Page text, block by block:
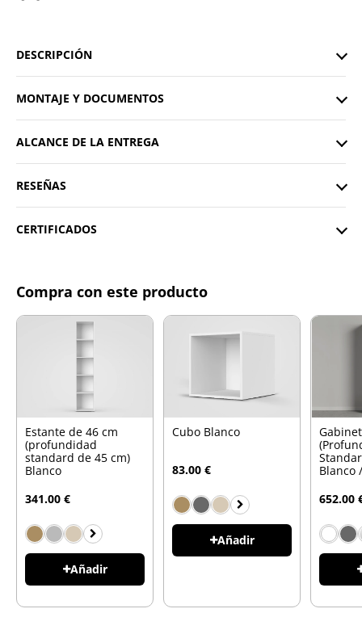
DESCRIPCIÓN
MONTAJE Y DOCUMENTOS
ALCANCE DE LA ENTREGA
RESEÑAS
CERTIFICADOS
Compra con este producto
Estante de 46 cm
(profundidad
standard de 45 cm)
Blanco
341.00 €
Añadir
Cubo Blanco
83.00 €
Añadir
Blanco
652.00